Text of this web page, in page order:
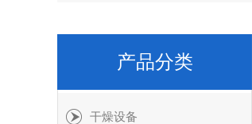
产品分类
干燥设备